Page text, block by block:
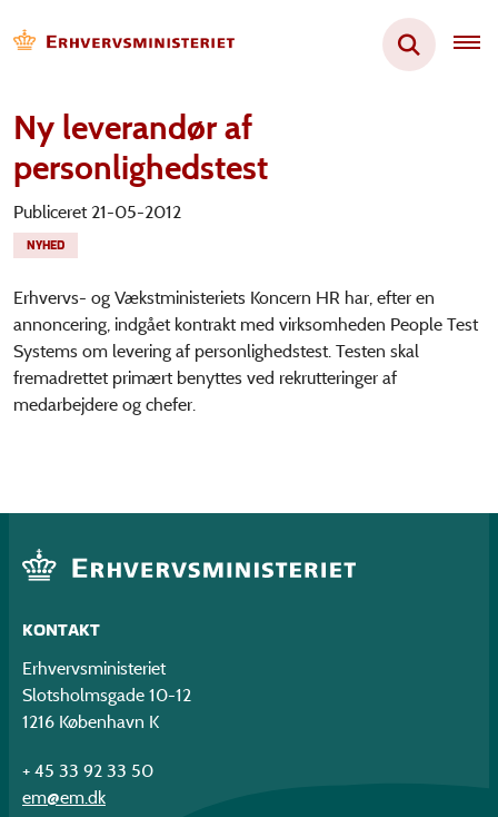
Ny leverandør af
personlighedstest
Publiceret 21-05-2012
NYHED
Erhvervs- og Vækstministeriets Koncern HR har, efter en
annoncering, indgået kontrakt med virksomheden People Test
Systems om levering af personlighedstest. Testen skal
fremadrettet primært benyttes ved rekrutteringer af
medarbejdere og chefer.
KONTAKT
Erhvervsministeriet
Slotsholmsgade 10-12
1216 København K
+ 45 33 92 33 50
em@em.dk